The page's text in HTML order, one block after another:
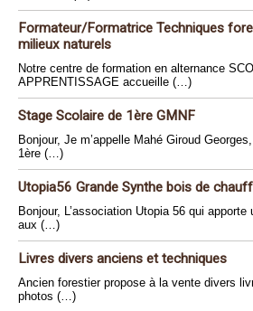
Formateur/Formatrice Techniques
milieux naturels
Notre centre de formation en alternance
APPRENTISSAGE accueille (…)
Stage Scolaire de 1ère GMNF
Bonjour, Je m’appelle Mahé Giroud
1ère (…)
Utopia56 Grande Synthe bois de
Bonjour, L’association Utopia 56 qui apporte
aux (…)
Livres divers anciens et techniques
Ancien forestier propose à la vente divers
photos (…)